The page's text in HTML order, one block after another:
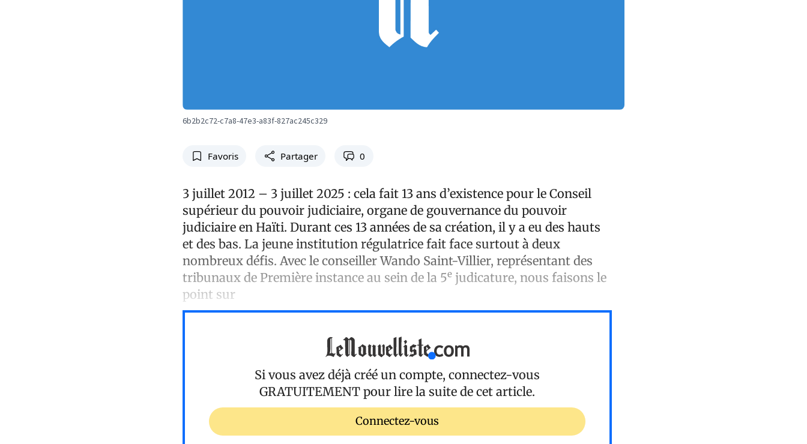
6b2b2c72-c7a8-47e3-a83f-827ac245c329
Favoris Partager 0
3 juillet 2012 – 3 juillet 2025 : cela fait 13 ans d’existence pour le Conseil
supérieur du pouvoir judiciaire, organe de gouvernance du pouvoir
judiciaire en Haïti. Durant ces 13 années de sa création, il y a eu des hauts
et des bas. La jeune institution régulatrice fait face surtout à deux
nombreux défis. Avec le conseiller Wando Saint-Villier, représentant des
tribunaux de Première instance au sein de la 5e judicature, nous faisons le
point sur
Si vous avez déjà créé un compte, connectez-vous
GRATUITEMENT pour lire la suite de cet article.
Connectez-vous